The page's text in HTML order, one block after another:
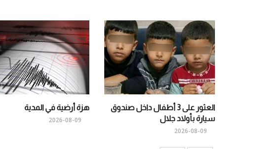
العثور على 3 أطفال داخل صندوق
سيارة بأولاد جلال
2026-08-09
هزة أرضية في المدية
2026-08-09